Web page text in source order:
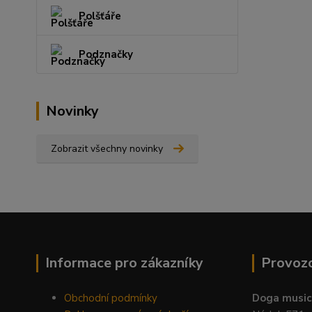
Polšťáře
Podznačky
Novinky
Zobrazit všechny novinky
Informace pro zákazníky
Obchodní podmínky
Doga